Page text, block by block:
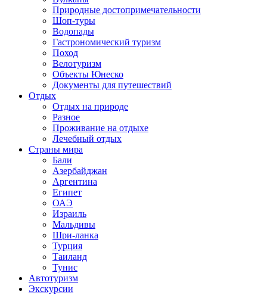
Природные достопримечательности
Шоп-туры
Водопады
Гастрономический туризм
Поход
Велотуризм
Объекты Юнеско
Документы для путешествий
Отдых
Отдых на природе
Разное
Проживание на отдыхе
Лечебный отдых
Страны мира
Бали
Азербайджан
Аргентина
Египет
ОАЭ
Израиль
Мальдивы
Шри-ланка
Турция
Таиланд
Тунис
Автотуризм
Экскурсии